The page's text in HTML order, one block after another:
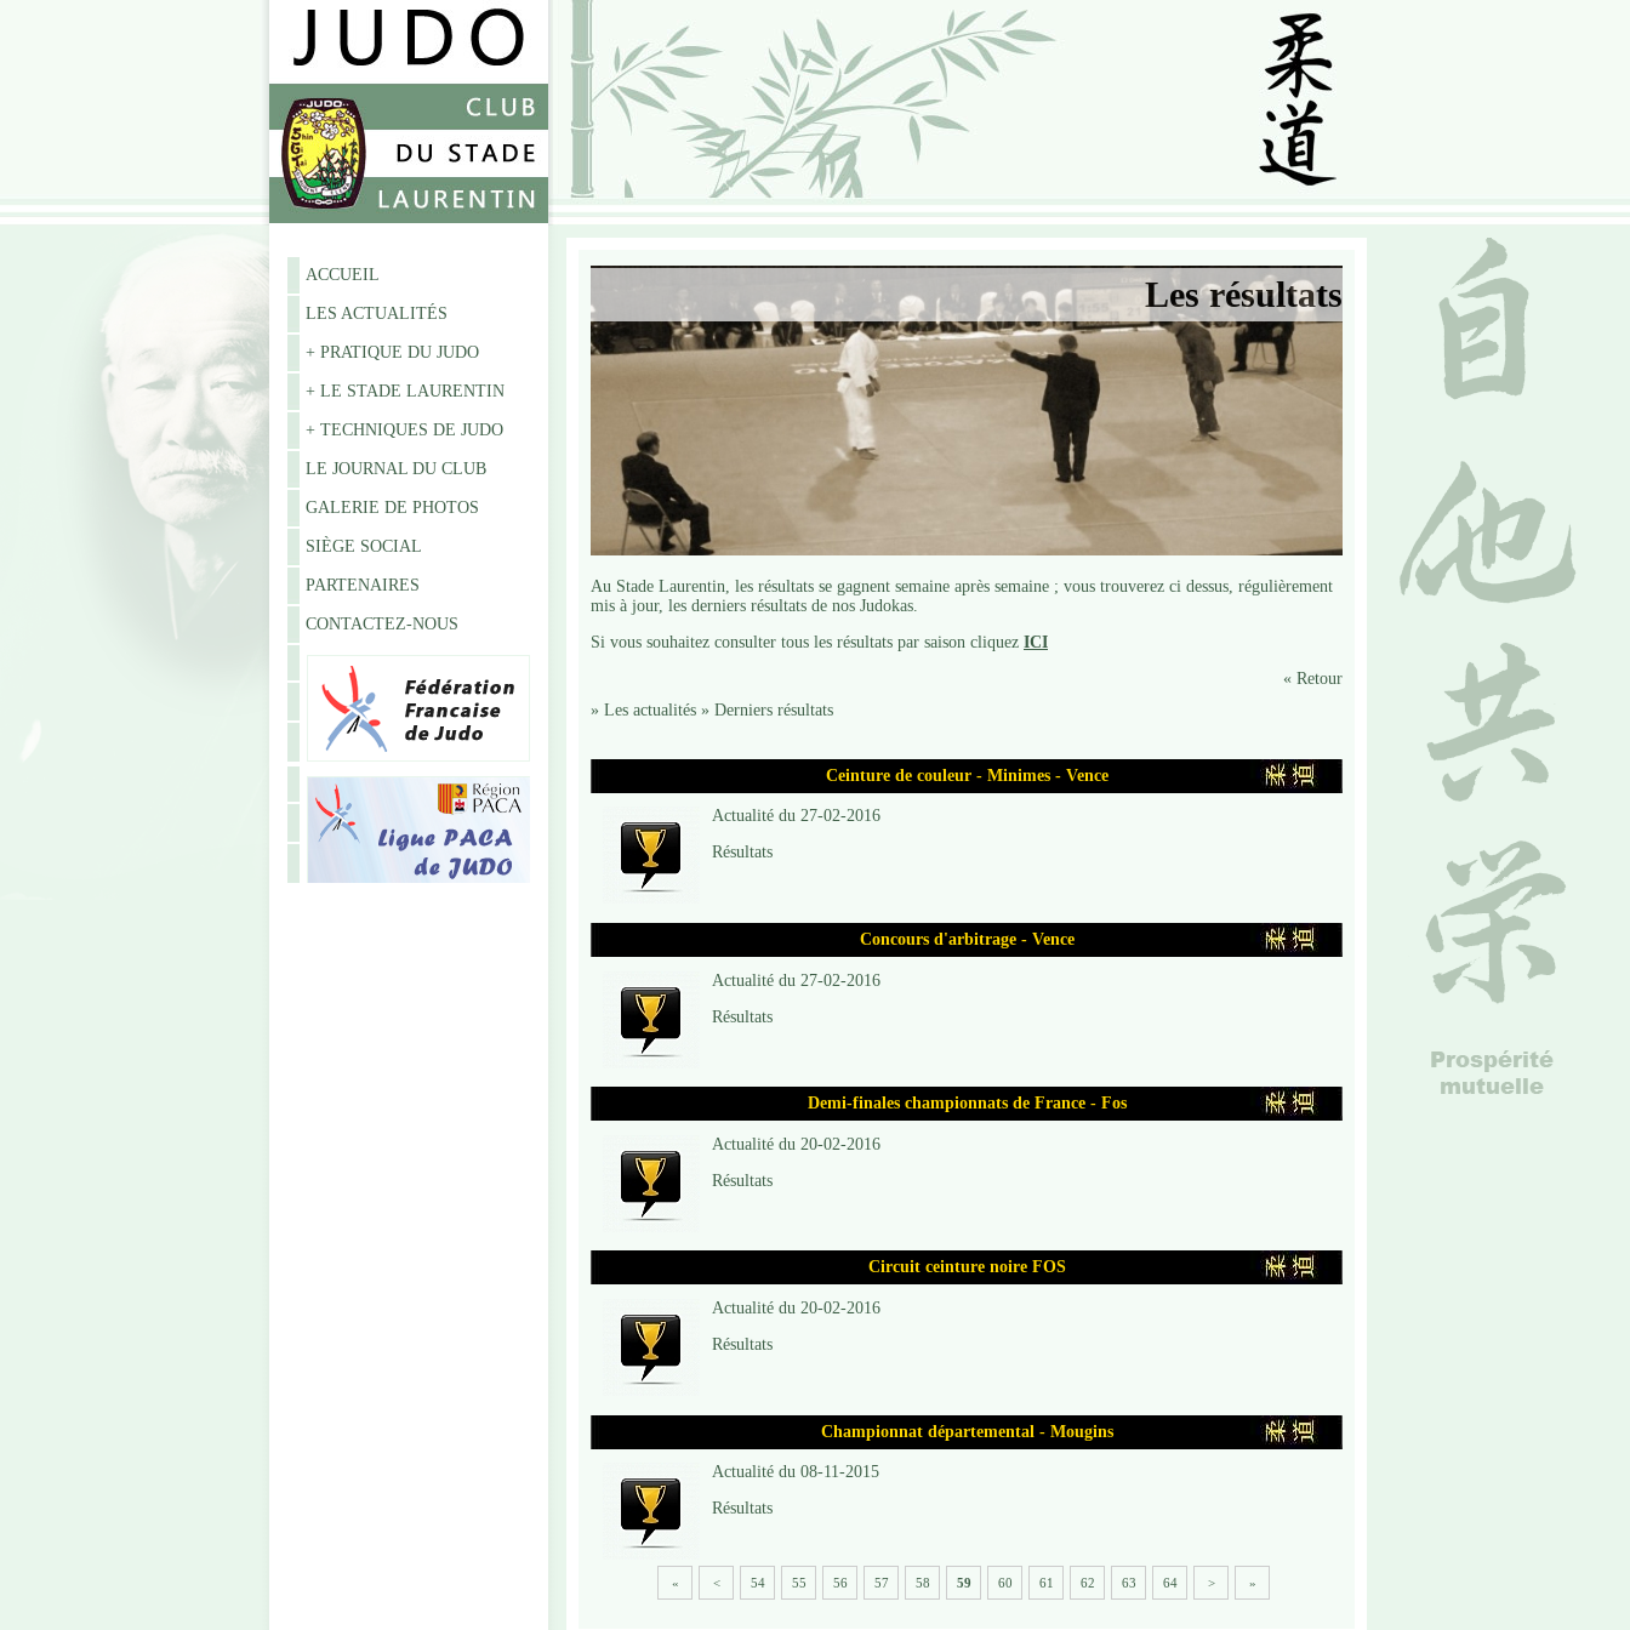
ACCUEIL
LES ACTUALITÉS
+ PRATIQUE DU JUDO
+ LE STADE LAURENTIN
+ TECHNIQUES DE JUDO
LE JOURNAL DU CLUB
GALERIE DE PHOTOS
SIÈGE SOCIAL
PARTENAIRES
CONTACTEZ-NOUS
Les résultats
Au Stade Laurentin, les résultats se gagnent semaine après semaine ; vous trouverez ci dessus, régulièrement
mis à jour, les derniers résultats de nos Judokas.
Si vous souhaitez consulter tous les résultats par saison cliquez ICI
« Retour
» Les actualités » Derniers résultats
Ceinture de couleur - Minimes - Vence
Actualité du 27-02-2016
Résultats
Concours d'arbitrage - Vence
Actualité du 27-02-2016
Résultats
Demi-finales championnats de France - Fos
Actualité du 20-02-2016
Résultats
Circuit ceinture noire FOS
Actualité du 20-02-2016
Résultats
Championnat départemental - Mougins
Actualité du 08-11-2015
Résultats
« < 54 55 56 57 58 59 60 61 62 63 64 > »